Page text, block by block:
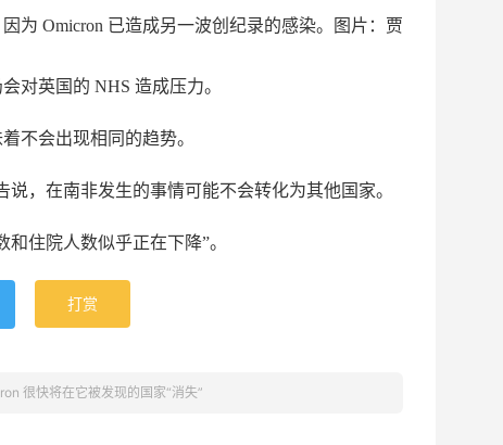
为 Omicron 已造成另一波创纪录的感染。图片：贾
对英国的 NHS 造成压力。
不会出现相同的趋势。
，在南非发生的事情可能不会转化为其他国家。
住院人数似乎正在下降”。
打赏
很快将在它被发现的国家“消失”